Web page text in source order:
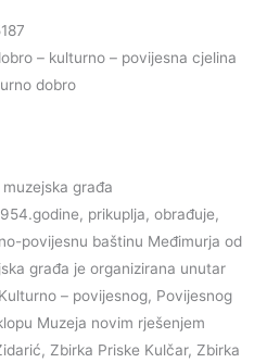
– kulturno – povijesna cjelina
dobro
građa
prikuplja, obrađuje,
povijesnu baštinu Međimurja od
građa je organizirana unutar
– povijesnog, Povijesnog
Muzeja novim rješenjem
Zbirka Priske Kulčar, Zbirka